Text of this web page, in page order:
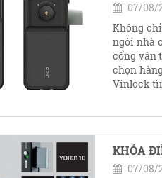
07/08/
Không
ngôi nhà
cổng vân
chọn
Vinlock
KHÓA
07/08/